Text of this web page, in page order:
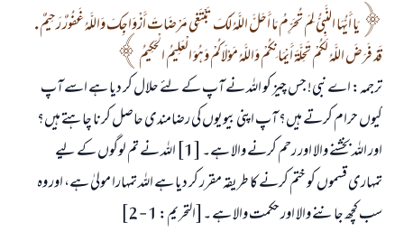
يَا أَيُّهَا النَّبِيُّ لِمَ تُحَرِّمُ مَا أَحَلَّ اللَّهُ لَكَ تَبْتَغِي مَرْضَاتَ أَزْوَاجِكَ وَاللَّهُ غَفُورٌ رَحِيمٌ .
قَدْ فَرَضَ اللَّهُ لَكُمْ تَحِلَّةَ أَيْمَانِكُمْ وَاللَّهُ مَوْلَاكُمْ وَهُوَ الْعَلِيمُ الْحَكِيمُ
ترجمہ: اے نبی! جس چیز کو اللہ نے آپ کے لئے حلال کر دیا ہے اسے آپ
کیوں حرام کرتے ہیں؟ آپ اپنی بیویوں کی رضامندی حاصل کرنا چاہتے ہیں؟
اور اللہ بخشنے والا اور رحم کرنے والا ہے۔ [1] اللہ نے تم لوگوں کے لیے
تمہاری قسموں کو ختم کرنے کا طریقہ مقرر کر دیا ہے اللہ تمہارا مولیٰ ہے، اور وہ
سب کچھ جاننے والا اور حکمت والا ہے ۔[التحریم: 1 - 2]